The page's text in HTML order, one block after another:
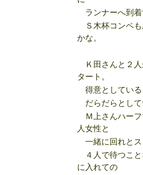
ランナーへ到着
Ｓ木杯コンペも
かな。
Ｋ田さんと２人
タート。
得意としている
だらだらとして
Ｍ上さんハーフ
人女性と
一緒に回れとス
４人で待つこと
に入れての